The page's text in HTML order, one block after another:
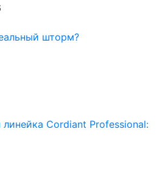
шторм?
линейка Cordiant Professional: